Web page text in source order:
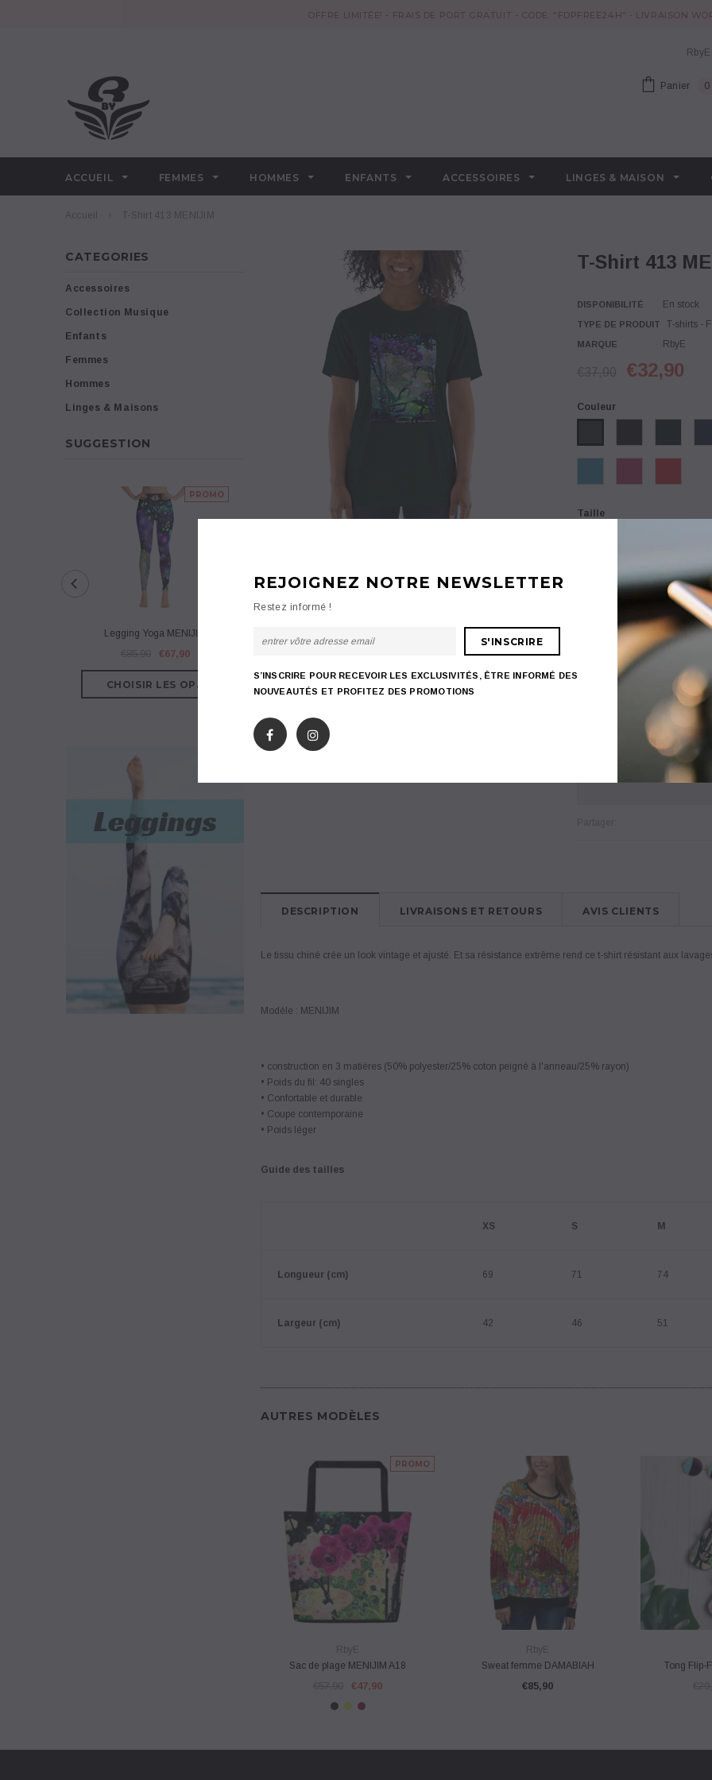
OFFRE LIMITÉE! - FRAIS DE PORT GRATUIT - CODE: "FDPFREE24H" - LIVRAISON
RbyE
Panier 0
ACCUEIL FEMMES HOMMES ENFANTS ACCESSOIRES LINGES & MAISON
Accueil T-Shirt 413 MENIJIM
CATEGORIES
Accessoires
Collection Musique
Enfants
Femmes
Hommes
Linges & Maisons
SUGGESTION
PROMO
Legging Yoga MENIJIM
€67,90 €22,90 €18,95
Maillot de Bain
T-Shirt 413
DISPONIBILITÉ En stock
TYPE DE PRODUIT T-shirts -
MARQUE RbyE
€32,90
Couleur
Taille
Quantité:
€32,90
AJOUTER À LA
DESCRIPTION LIVRAISONS ET RETOURS AVIS CLIENTS
Le tissu chiné crée un look vintage et ajusté. Et sa résistance extrême rend ce t-shirt résistant aux
Modèle : MENIJIM
• construction en 3 matières (50% polyester/25% coton peigné à l'anneau/25% rayon)
• Poids du fil: 40 singles
• Confortable et durable
• Coupe contemporaine
• Poids léger
Guide des tailles
XS S M
Longueur (cm) 69 71 74
Largeur (cm) 42 46 51
AUTRES MODÈLES
PROMO
VUE RAPIDE
RbyE
Sac de plage MENIJIM A18
€47,90
VUE RAPIDE
RbyE
Sweat femme DAMABIAH
€85,90
Tong Flip-
REJOIGNEZ NOTRE NEWSLETTER
Restez informé !
S’INSCRIRE POUR RECEVOIR LES EXCLUSIVITÉS, ÊTRE INFORMÉ DES
NOUVEAUTÉS ET PROFITEZ DES PROMOTIONS